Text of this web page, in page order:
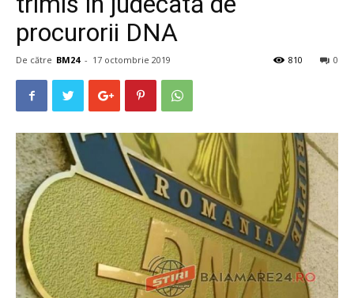
procurorii DNA
De către BM24 - 17 octombrie 2019 0
810